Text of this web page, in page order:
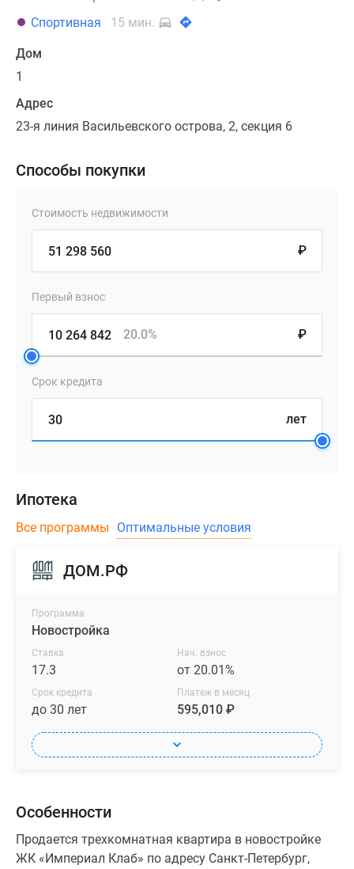
Спортивная
15 мин.
Дом
1
Адрес
23-я линия Васильевского острова, 2, секция 6
Способы покупки
Стоимость недвижимости
₽
Первый взнос
₽
20.0%
Срок кредита
лет
Ипотека
Все программы Оптимальные условия
ДОМ.РФ
Программа
Новостройка
Ставка
17.3
Нач. взнос
от 20.01%
Срок кредита
до 30 лет
Платеж в месяц
595,010 ₽
Особенности
Продается трехкомнатная квартира в новостройке
ЖК «Империал Клаб» по адресу Санкт-Петербург,